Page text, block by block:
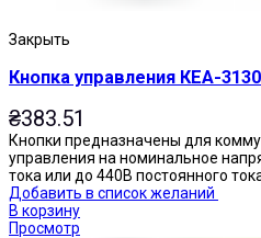
Закрыть
Кнопка управления КЕА-
₴383.51
Кнопки предназначены для
управления на номинальное
тока или до 440В постоянного
Добавить в список желаний
В корзину
Просмотр